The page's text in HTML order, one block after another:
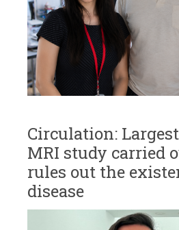
Circulation:
MRI study carried
rules out the
disease